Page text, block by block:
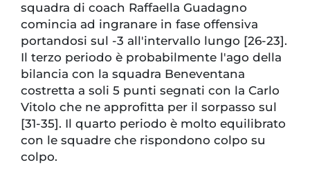
squadra di coach Raffaella Guadagno
comincia ad ingranare in fase offensiva
portandosi sul -3 all'intervallo lungo [26-23].
Il terzo periodo è probabilmente l'ago della
bilancia con la squadra Beneventana
costretta a soli 5 punti segnati con la Carlo
Vitolo che ne approfitta per il sorpasso sul
[31-35]. Il quarto periodo è molto equilibrato
con le squadre che rispondono colpo su
colpo.